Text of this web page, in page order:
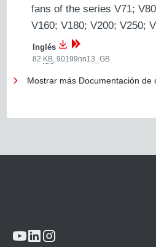
fans of the series V71;
V160; V180; V200; V250;
Inglés
82 KB,90199nn13_GB
Mostrar más Documentación de